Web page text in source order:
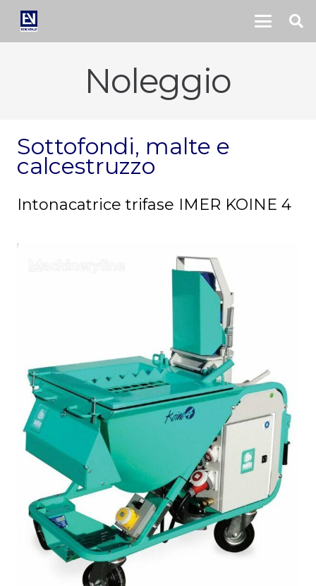
Noleggio
Sottofondi, malte e
calcestruzzo
Intonacatrice trifase IMER KOINE 4